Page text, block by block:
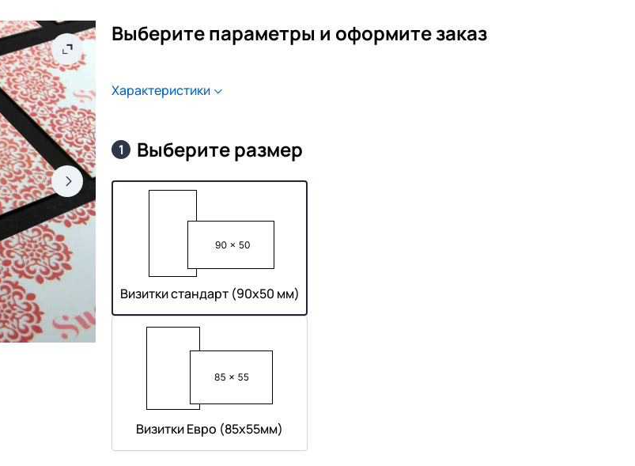
Выберите параметры и оформите заказ
Характеристики
1 Выберите размер
Визитки стандарт (90х50 мм)
Визитки Евро (85х55мм)